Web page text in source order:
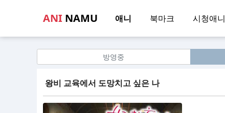
ANI NAMU 애니 북마크 시청애니
방영중
왕비 교육에서 도망치고 싶은 나